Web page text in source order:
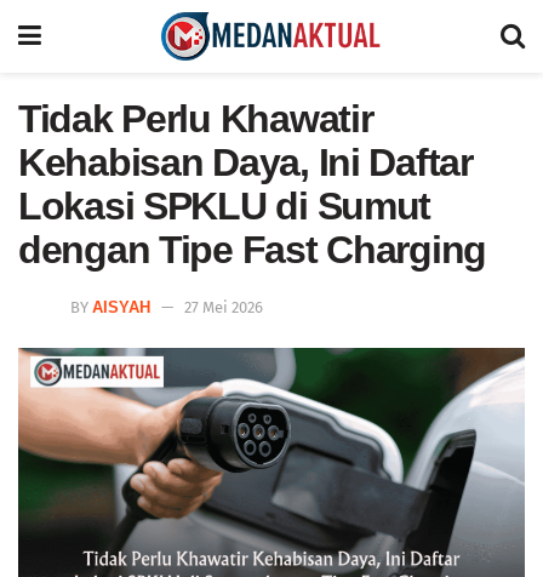
Tidak Perlu Khawatir
Kehabisan Daya, Ini Daftar
Lokasi SPKLU di Sumut
dengan Tipe Fast Charging
BY AISYAH 27 Mei 2026